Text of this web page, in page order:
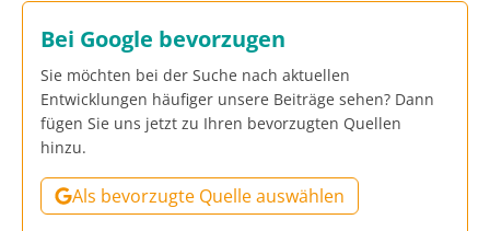
Bei Google bevorzugen
Sie möchten bei der Suche nach aktuellen
Entwicklungen häufiger unsere Beiträge sehen? Dann
fügen Sie uns jetzt zu Ihren bevorzugten Quellen
hinzu.
Als bevorzugte Quelle auswählen